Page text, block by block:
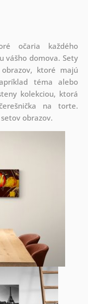
očaria každého
vášho domova. Sety
ktoré majú
téma alebo
kolekciou, ktorá
na torte.
obrazov.